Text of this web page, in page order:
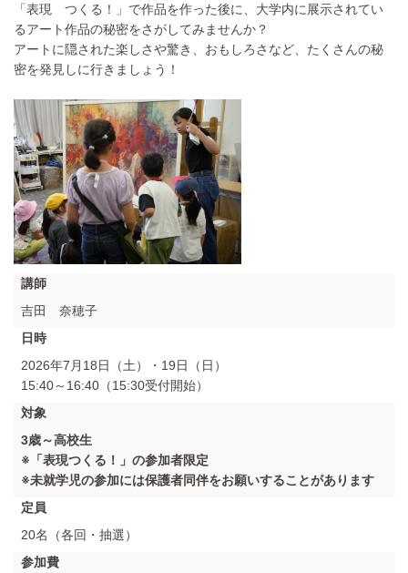
「表現 つくる！」で作品を作った後に、大学内に展示されてい
るアート作品の秘密をさがしてみませんか？
アートに隠された楽しさや驚き、おもしろさなど、たくさんの秘
密を発見しに行きましょう！
講師
吉田 奈穂子
日時
2026年7月18日（土）・19日（日）
15:40～16:40（15:30受付開始）
対象
3歳～高校生
※「表現つくる！」の参加者限定
※未就学児の参加には保護者同伴をお願いすることがあります
定員
20名（各回・抽選）
参加費